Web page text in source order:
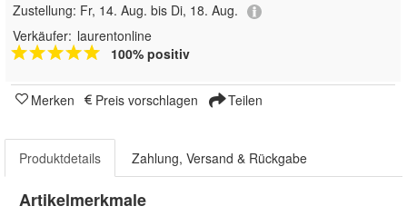
Zustellung: Fr, 14. Aug. bis Di, 18. Aug.
Verkäufer: laurentonline
100% positiv
Merken Preis vorschlagen Teilen
Produktdetails Zahlung, Versand & Rückgabe
Artikelmerkmale